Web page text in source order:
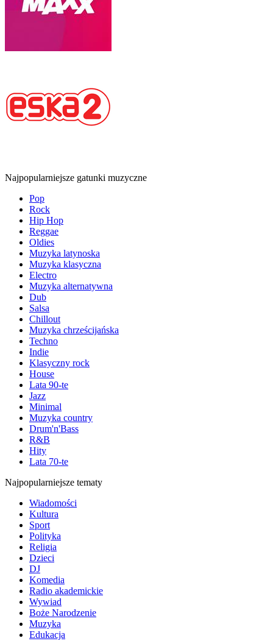
Najpopularniejsze gatunki muzyczne
Pop
Rock
Hip Hop
Reggae
Oldies
Muzyka latynoska
Muzyka klasyczna
Electro
Muzyka alternatywna
Dub
Salsa
Chillout
Muzyka chrześcijańska
Techno
Indie
Klasyczny rock
House
Lata 90-te
Jazz
Minimal
Muzyka country
Drum'n'Bass
R&B
Hity
Lata 70-te
Najpopularniejsze tematy
Wiadomości
Kultura
Sport
Polityka
Religia
Dzieci
DJ
Komedia
Radio akademickie
Wywiad
Boże Narodzenie
Muzyka
Edukacja